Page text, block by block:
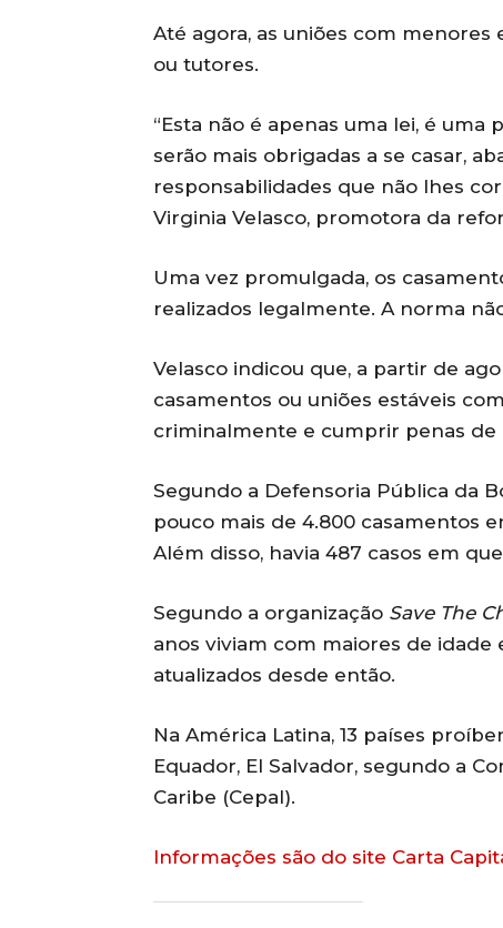
Até agora, as uniões com menores
ou tutores.
“Esta não é apenas uma lei, é
serão mais obrigadas a se casar,
responsabilidades que não lhes
Virginia Velasco, promotora da
Uma vez promulgada, os
realizados legalmente. A norma
Velasco indicou que, a partir de
casamentos ou uniões estáveis
criminalmente e cumprir penas de
Segundo a Defensoria Pública da
pouco mais de 4.800 casamentos
Além disso, havia 487 casos em
Segundo a organização Save The
anos viviam com maiores de idade
atualizados desde então.
Na América Latina, 13 países
Equador, El Salvador, segundo a
Caribe (Cepal).
Informações são do site Carta